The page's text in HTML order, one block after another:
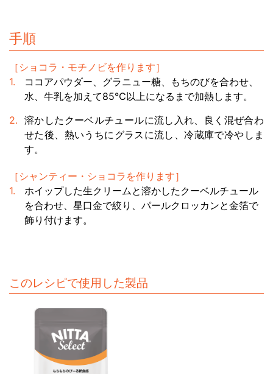
手順
［ショコラ・モチノビを作ります］
ココアパウダー、グラニュー糖、もちのびを合わせ、
水、牛乳を加えて85℃以上になるまで加熱します。
溶かしたクーベルチュールに流し入れ、良く混ぜ合わ
せた後、熱いうちにグラスに流し、冷蔵庫で冷やしま
す。
［シャンティー・ショコラを作ります］
ホイップした生クリームと溶かしたクーベルチュール
を合わせ、星口金で絞り、パールクロッカンと金箔で
飾り付けます。
このレシピで使用した製品